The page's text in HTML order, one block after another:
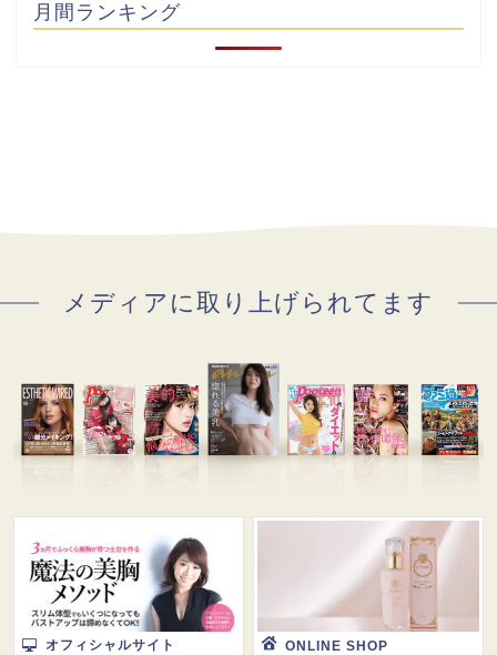
月間ランキング
メディアに取り上げられてます
オフィシャルサイト ONLINE SHOP